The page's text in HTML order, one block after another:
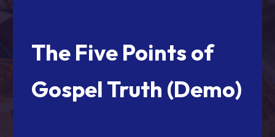
The Five Points of
Gospel Truth (Demo)